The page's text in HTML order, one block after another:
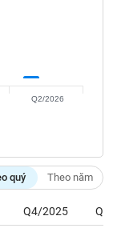
Q2/2026
quý Theo năm
Q4/2025